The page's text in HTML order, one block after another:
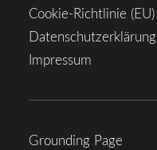
Cookie-Richtlinie (EU)
Datenschutzerklärung
Impressum
Grounding Page